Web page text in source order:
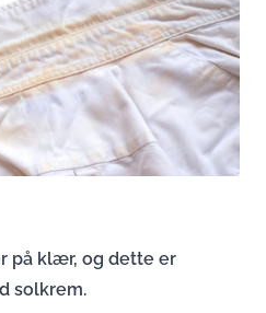
på klær, og dette er
solkrem.